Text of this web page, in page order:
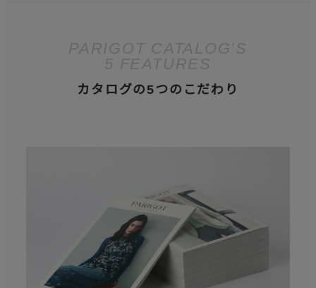
PARIGOT CATALOG’S
5 FEATURES
カタログの5つのこだわり